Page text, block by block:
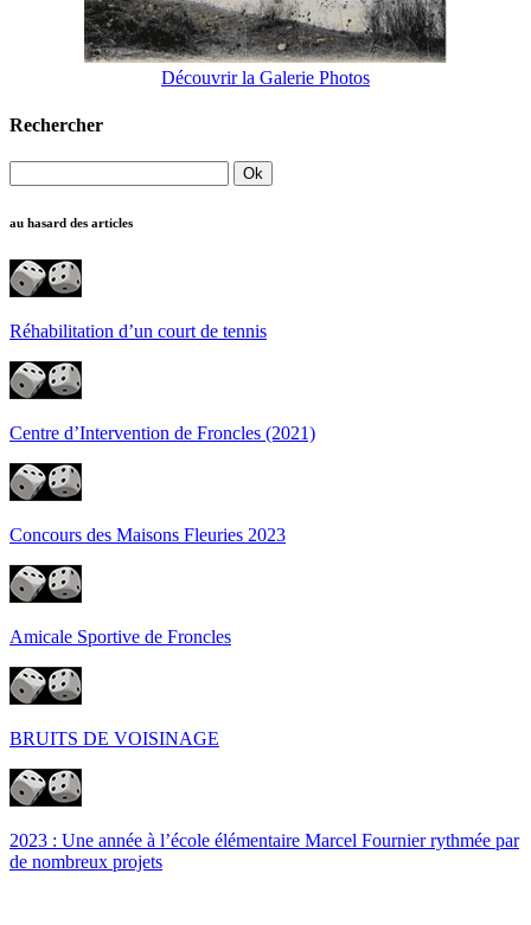
Découvrir la Galerie Photos
Rechercher
au hasard des articles
Réhabilitation d’un court de tennis
Centre d’Intervention de Froncles (2021)
Concours des Maisons Fleuries 2023
Amicale Sportive de Froncles
BRUITS DE VOISINAGE
2023 : Une année à l’école élémentaire Marcel Fournier rythmée par
de nombreux projets